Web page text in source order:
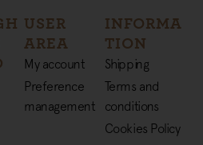
USER
AREA
My account
Preference
management
INFORMA
TION
Shipping
Terms and
conditions
Cookies Policy